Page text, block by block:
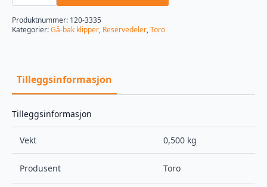
3335
TM
30"
gressklipperklipper
Produktnummer: 120-3335
Kategorier:Gå-bak klipper, Reservedeler,Toro
Tilleggsinformasjon
Tilleggsinformasjon
Vekt 0,500 kg
Produsent Toro